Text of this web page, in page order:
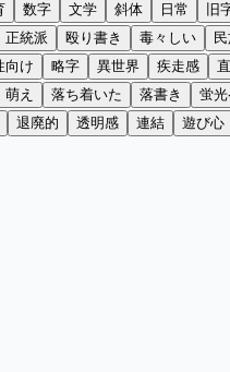
数字 文学 斜体 日常 旧
正統派 殴り書き 毒々しい
向け 略字 異世界 疾走感
萌え 落ち着いた 落書き 蛍
退廃的 透明感 連結 遊び心